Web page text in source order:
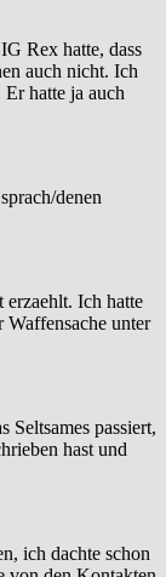
Rex hatte, dass
auch nicht. Ich
Er hatte ja auch
denen
erzaehlt. Ich hatte
Waffensache unter
Seltsames passiert,
hast und
ich dachte schon